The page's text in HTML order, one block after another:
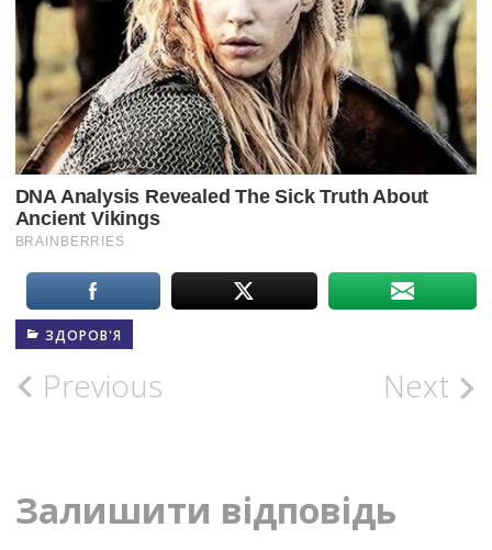
ЗДОРОВ'Я
Post
Previous Next
Залишити відповідь